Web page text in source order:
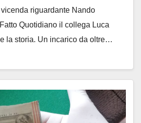
riguardante Nando
Quotidiano il collega Luca
la storia. Un incarico da oltre…